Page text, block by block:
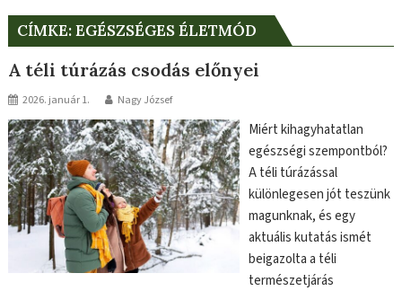
CÍMKE:EGÉSZSÉGES ÉLETMÓD
A téli túrázás csodás előnyei
2026. január 1. Nagy József
Miért kihagyhatatlan
egészségi szempontból?
A téli túrázással
különlegesen jót teszünk
magunknak, és egy
aktuális kutatás ismét
beigazolta a téli
természetjárás